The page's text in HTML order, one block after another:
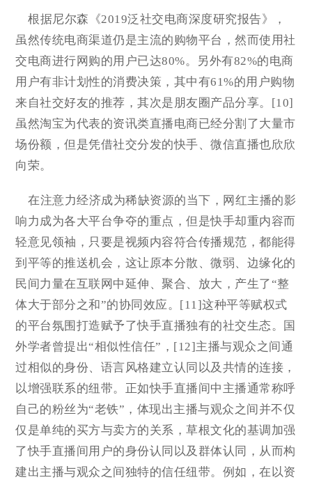
根据尼尔森《2019泛社交电商深度研究报告》，
虽然传统电商渠道仍是主流的购物平台，然而使用社
交电商进行网购的用户已达80%。另外有82%的电商
用户有非计划性的消费决策，其中有61%的用户购物
来自社交好友的推荐，其次是朋友圈产品分享。[10]
虽然淘宝为代表的资讯类直播电商已经分割了大量市
场份额，但是凭借社交分发的快手、微信直播也欣欣
向荣。
在注意力经济成为稀缺资源的当下，网红主播的影
响力成为各大平台争夺的重点，但是快手却重内容而
轻意见领袖，只要是视频内容符合传播规范，都能得
到平等的推送机会，这让原本分散、微弱、边缘化的
民间力量在互联网中延伸、聚合、放大，产生了“整
体大于部分之和”的协同效应。[11]这种平等赋权式
的平台氛围打造赋予了快手直播独有的社交生态。国
外学者曾提出“相似性信任”，[12]主播与观众之间通
过相似的身份、语言风格建立认同以及共情的连接，
以增强联系的纽带。正如快手直播间中主播通常称呼
自己的粉丝为“老铁”，体现出主播与观众之间并不仅
仅是单纯的买方与卖方的关系，草根文化的基调加强
了快手直播间用户的身份认同以及群体认同，从而构
建出主播与观众之间独特的信任纽带。例如，在以资